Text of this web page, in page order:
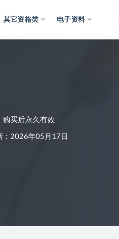
其它资格类 电子资料
购买后永久有效
：2026年05月17日